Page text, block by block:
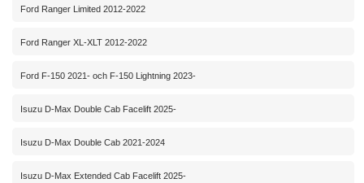
Ford Ranger Limited 2012-2022
Ford Ranger XL-XLT 2012-2022
Ford F-150 2021- och F-150 Lightning 2023-
Isuzu D-Max Double Cab Facelift 2025-
Isuzu D-Max Double Cab 2021-2024
Isuzu D-Max Extended Cab Facelift 2025-